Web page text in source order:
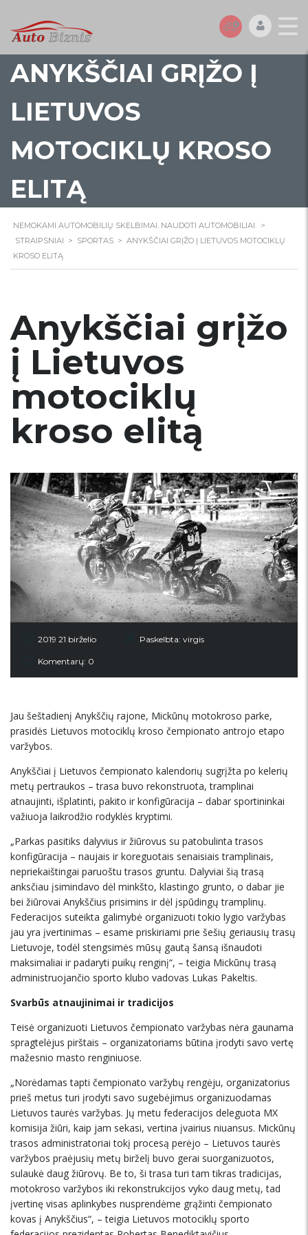
ANYKŠČIAI GRĮŽO Į
LIETUVOS
MOTOCIKLŲ KROSO
ELITĄ
NEMOKAMI AUTOMOBILIŲ SKELBIMAI. NAUDOTI AUTOMOBILIAI. >
STRAIPSNIAI > SPORTAS > ANYKŠČIAI GRĮŽO Į LIETUVOS MOTOCIKLŲ
KROSO ELITĄ
Anykščiai grįžo
į Lietuvos
motociklų
kroso elitą
2019 21 birželio Paskelbta: virgis
Komentarų: 0
Jau šeštadienį Anykščių rajone, Mickūnų motokroso parke,
prasidės Lietuvos motociklų kroso čempionato antrojo etapo
varžybos.
Anykščiai į Lietuvos čempionato kalendorių sugrįžta po kelerių
metų pertraukos – trasa buvo rekonstruota, tramplinai
atnaujinti, išplatinti, pakito ir konfigūracija – dabar sportininkai
važiuoja laikrodžio rodyklės kryptimi.
„Parkas pasitiks dalyvius ir žiūrovus su patobulinta trasos
konfigūracija – naujais ir koreguotais senaisiais tramplinais,
nepriekaištingai paruoštu trasos gruntu. Dalyviai šią trasą
anksčiau įsimindavo dėl minkšto, klastingo grunto, o dabar jie
bei žiūrovai Anykščius prisimins ir dėl įspūdingų tramplinų.
Federacijos suteikta galimybė organizuoti tokio lygio varžybas
jau yra įvertinimas – esame priskiriami prie šešių geriausių trasų
Lietuvoje, todėl stengsimės mūsų gautą šansą išnaudoti
maksimaliai ir padaryti puikų renginį“, – teigia Mickūnų trasą
administruojančio sporto klubo vadovas Lukas Pakeltis.
Svarbūs atnaujinimai ir tradicijos
Teisė organizuoti Lietuvos čempionato varžybas nėra gaunama
spragtelėjus pirštais – organizatoriams būtina įrodyti savo vertę
mažesnio masto renginiuose.
„Norėdamas tapti čempionato varžybų rengėju, organizatorius
prieš metus turi įrodyti savo sugebėjimus organizuodamas
Lietuvos taurės varžybas. Jų metu federacijos deleguota MX
komisija žiūri, kaip jam sekasi, vertina įvairius niuansus. Mickūnų
trasos administratoriai tokį procesą perėjo – Lietuvos taurės
varžybos praėjusių metų birželį buvo gerai suorganizuotos,
sulaukė daug žiūrovų. Be to, ši trasa turi tam tikras tradicijas,
motokroso varžybos iki rekonstrukcijos vyko daug metų, tad
įvertinę visas aplinkybes nusprendėme grąžinti čempionato
kovas į Anykščius“, – teigia Lietuvos motociklų sporto